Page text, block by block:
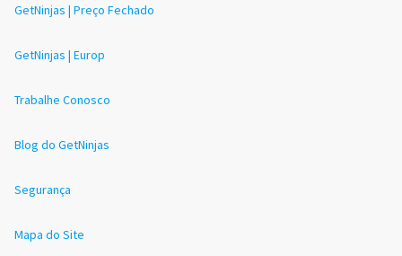
GetNinjas | Preço Fechado
GetNinjas | Europ
Trabalhe Conosco
Blog do GetNinjas
Segurança
Mapa do Site